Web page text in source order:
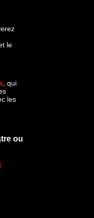
le
, qui
les
ou